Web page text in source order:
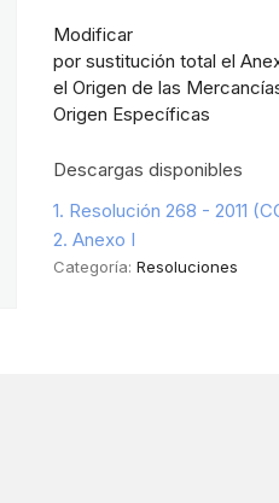
Modificar
por sustitución total el
el Origen de las
Origen Específicas
Descargas disponibles
1. Resolución 268 - 2011
2. Anexo I
Categoría: Resoluciones